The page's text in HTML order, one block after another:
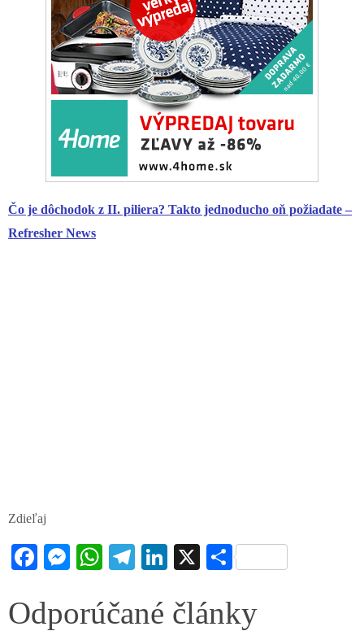
Čo je dôchodok z II. piliera? Takto jednoducho oň požiadate –
Refresher News
Zdieľaj
Fa
bo
M
se
W
ts
Te
gr
Li
ed
X S
re
Odporúčané články